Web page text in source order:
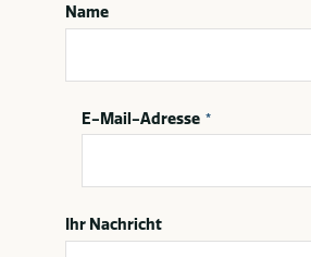
Name
E-Mail-Adresse *
Ihr Nachricht